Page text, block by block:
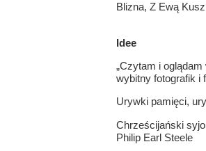
Blizna, Z Ewą
Idee
„Czytam i
wybitny fotografik i
Urywki pamięci,
Chrześcijański
Philip Earl Steele